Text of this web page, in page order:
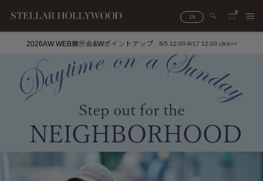
JA
0
#スタッフイチ押し（通勤パールアクセ） ＃写真映えアクセ
2026AW WEB展示会&Wポイントアップ 8/5 12:00-8/17 12:00 click>>
Step out for the
N E G H B O R H O O D